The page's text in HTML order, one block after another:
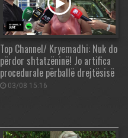
Top Channel/ Kryemadhi: Nuk do
përdor shtatzëninë! Jo artifica
procedurale përballë drejtësisë
03/08 15:16